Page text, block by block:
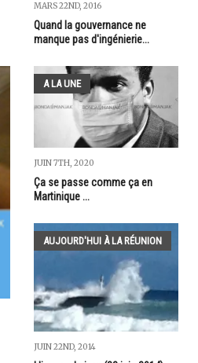
MARS 22ND, 2016
Quand la gouvernance ne
manque pas d'ingénierie...
A LA UNE
JUIN 7TH, 2020
Ça se passe comme ça en
Martinique ...
AUJOURD'HUI À LA RÉUNION
JUIN 22ND, 2014